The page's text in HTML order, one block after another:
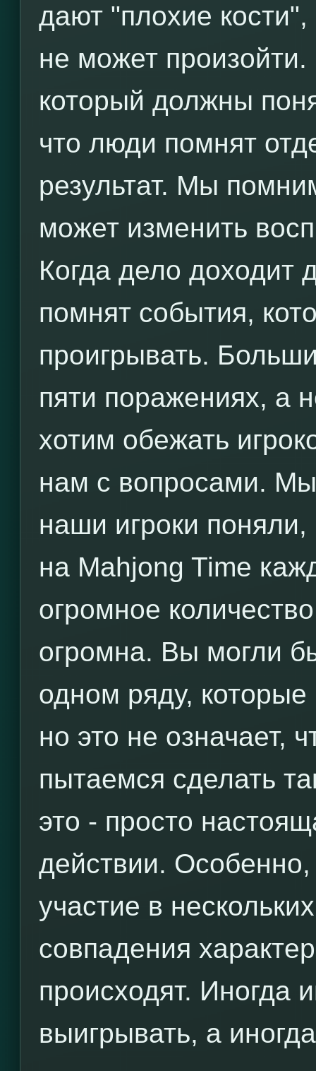
дают "плохие кости",
не может
который должны
что люди помнят
результат. Мы
может изменить
Когда дело доходит
помнят события,
проигрывать.
пяти поражениях, а
хотим обежать
нам с вопросами.
наши игроки поняли,
на Mahjong Time
огромное
огромна. Вы могли
одном ряду,
но это не означает,
пытаемся сделать
это - просто
действии.
участие в
совпадения
происходят. Иногда
выигрывать, а